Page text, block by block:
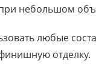
небольшом
любые
отделку.